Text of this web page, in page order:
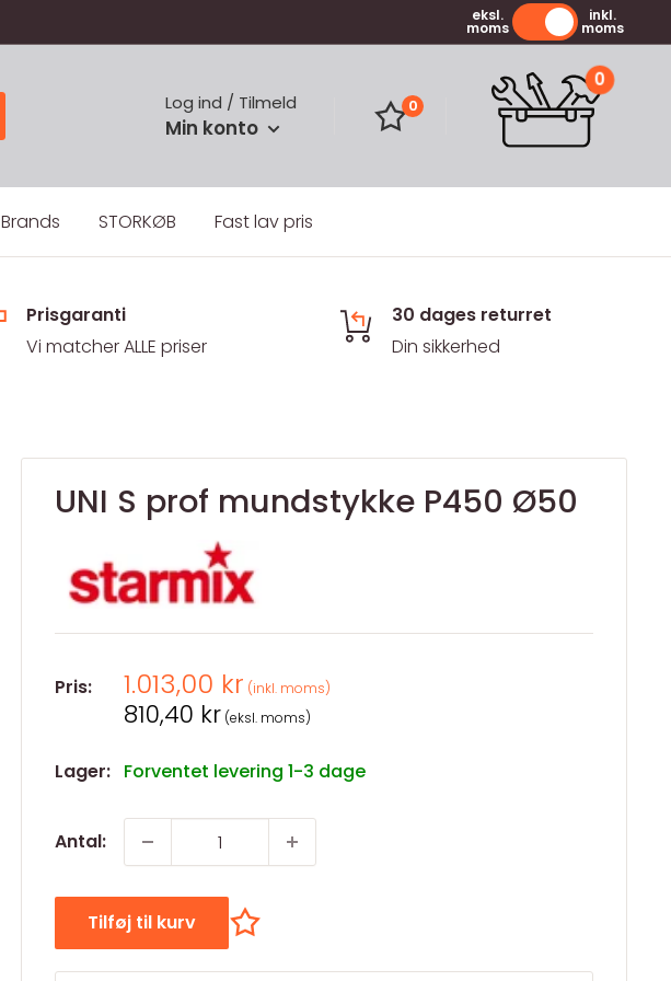
eksl.
moms
inkl.
moms
Log ind / Tilmeld
Min konto
0
0
Brands STORKØB Fast lav pris
Prisgaranti
Vi matcher ALLE priser
30 dages returret
Din sikkerhed
UNI S prof mundstykke P450 Ø50
Pris: Salgspris
1.013,00 kr (inkl. moms)
Salgspris
810,40 kr (eksl. moms)
Lager: Forventet levering 1-3 dage
Antal:
Tilføj til kurv